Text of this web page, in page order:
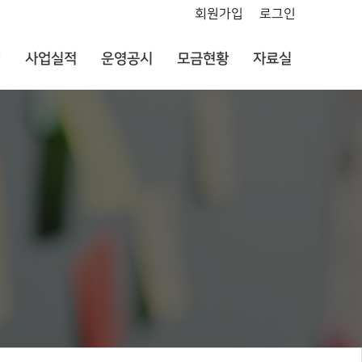
회원가입 로그인
사업실적 운영공시 모금현황 자료실